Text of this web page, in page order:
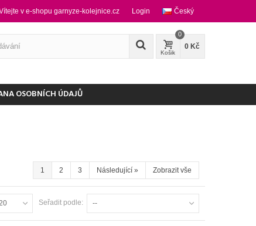
Český
v e-shopu garnyze-kolejnice.cz Login
Košik
0
0 Kč
OSOBNÍCH ÚDAJŮ
1 2 3 Následující » Zobrazit vše
Seřadit podle: --